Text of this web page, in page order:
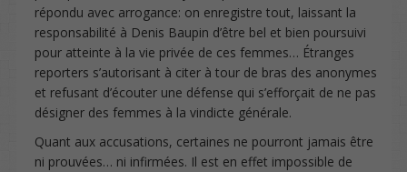
répondu avec arrogance: on enregistre tout, laissant la
responsabilité à Denis Baupin d’être bel et bien poursuivi
pour atteinte à la vie privée de ces femmes… Étranges
reporters s’autorisant à citer à tour de bras des anonymes
et refusant d’écouter une défense qui s’efforçait de ne pas
désigner des femmes à la vindicte générale.
Quant aux accusations, certaines ne pourront jamais être
ni prouvées… ni infirmées. Il est en effet impossible de